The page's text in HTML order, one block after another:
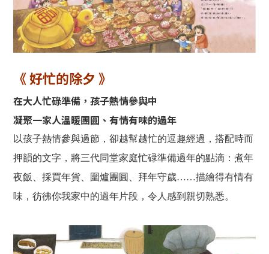
《 好忙的除夕 》
在大人忙碌準備，孩子熱情參與中
凝聚一家人溫暖團圓、有情有味的過年
以孩子熱情參與過節，卻越幫越忙的逗趣經過，搭配時而
押韻的文字，將三代同堂家庭忙碌準備過年的點滴：煮年
夜飯、採買年貨、圍爐團圓、拜年守歲……描繪得有情有
味，彷彿你我家中的過年片段，令人感到親切熟悉。